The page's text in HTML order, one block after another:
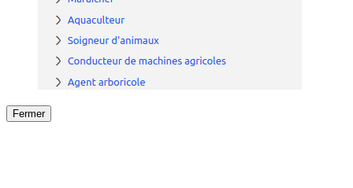
Fermer